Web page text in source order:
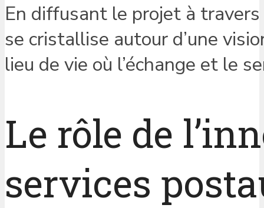
En diffusant le projet à
se cristallise autour d’une
lieu de vie où l’échange et le
Le rôle de
services